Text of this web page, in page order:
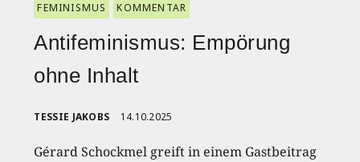
FEMINISMUS KOMMENTAR
Antifeminismus: Empörung
ohne Inhalt
TESSIE JAKOBS 14.10.2025
Gérard Schockmel greift in einem Gastbeitrag